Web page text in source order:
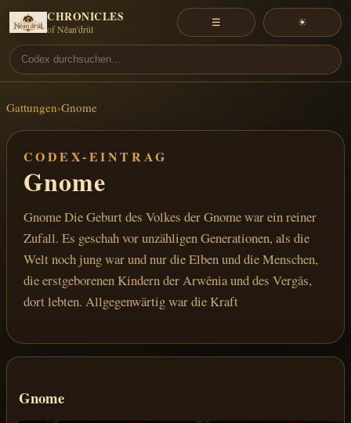
CHRONICLES
of Nêan'drûl
☰ ☀
Gattungen›Gnome
CODEX-EINTRAG
Gnome
Gnome Die Geburt des Volkes der Gnome war ein reiner
Zufall. Es geschah vor unzähligen Generationen, als die
Welt noch jung war und nur die Elben und die Menschen,
die erstgeborenen Kindern der Arwênia und des Vergâs,
dort lebten. Allgegenwärtig war die Kraft
Gnome